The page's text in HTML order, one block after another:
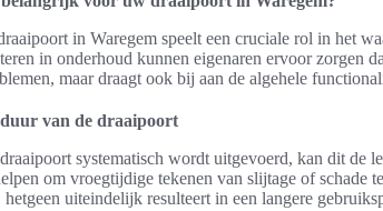
in Waregem speelt een cruciale rol in het
in onderhoud kunnen eigenaren ervoor zorgen
maar draagt ook bij aan de algehele
van de draaipoort
systematisch wordt uitgevoerd, kan dit de
om vroegtijdige tekenen van slijtage of schade
uiteindelijk resulteert in een langere